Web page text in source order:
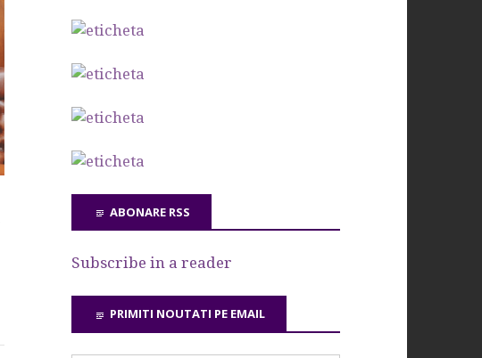
ABONARE RSS
Subscribe in a reader
PRIMITI NOUTATI PE EMAIL